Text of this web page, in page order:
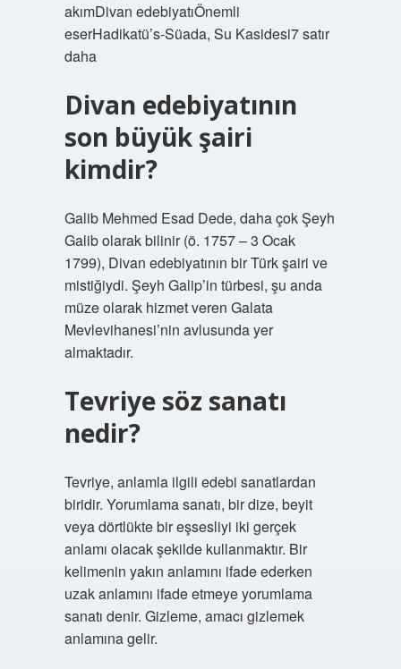
akımDivan edebiyatıÖnemli
eserHadikatü’s-Süada, Su Kasidesi7 satır
daha
Divan edebiyatının
son büyük şairi
kimdir?
Galib Mehmed Esad Dede, daha çok Şeyh
Galib olarak bilinir (ö. 1757 – 3 Ocak
1799), Divan edebiyatının bir Türk şairi ve
mistiğiydi. Şeyh Galip’in türbesi, şu anda
müze olarak hizmet veren Galata
Mevlevihanesi’nin avlusunda yer
almaktadır.
Tevriye söz sanatı
nedir?
Tevriye, anlamla ilgili edebi sanatlardan
biridir. Yorumlama sanatı, bir dize, beyit
veya dörtlükte bir eşsesliyi iki gerçek
anlamı olacak şekilde kullanmaktır. Bir
kelimenin yakın anlamını ifade ederken
uzak anlamını ifade etmeye yorumlama
sanatı denir. Gizleme, amacı gizlemek
anlamına gelir.